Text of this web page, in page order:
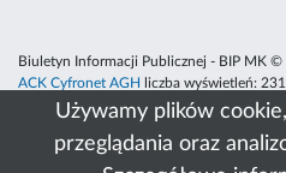
Używamy plików
przeglądania oraz
Biuletyn Informacji Publicznej - BIP MK
ACK Cyfronet AGH
liczba wyświetleń: